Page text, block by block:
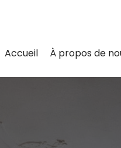
Accueil À propos de